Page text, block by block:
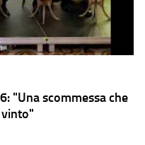
"Una scommessa che